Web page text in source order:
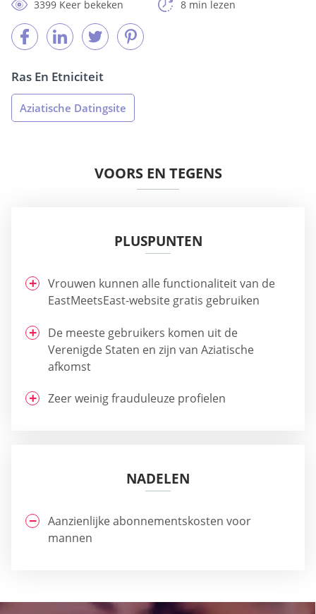
3399 Keer bekeken
8 min lezen
Ras En Etniciteit
Aziatische Datingsite
VOORS EN TEGENS
PLUSPUNTEN
Vrouwen kunnen alle functionaliteit van de
EastMeetsEast-website gratis gebruiken
De meeste gebruikers komen uit de
Verenigde Staten en zijn van Aziatische
afkomst
Zeer weinig frauduleuze profielen
NADELEN
Aanzienlijke abonnementskosten voor
mannen